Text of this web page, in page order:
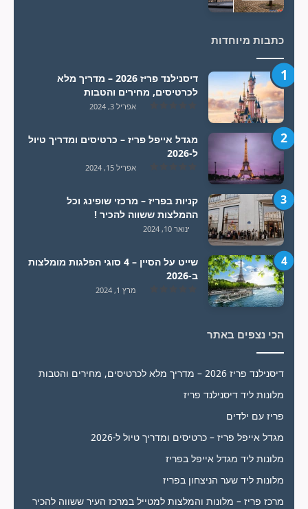
כתבות מיוחדות
דיסנילנד פריז 2026 – מדריך מלא
לכרטיסים, מחירים והטבות
אפריל 3, 2024
מגדל אייפל פריז – כרטיסים ומדריך טיול
ל-2026
אפריל 15, 2024
קניות בפריז – מרכזי שופינג וכל
ההמלצות ששווה להכיר !
ינואר 10, 2024
שייט על הסיין – 4 סוגי הפלגות מומלצות
ב-2026
מרץ 1, 2024
הכי נצפים באתר
דיסנילנד פריז 2026 – מדריך מלא לכרטיסים, מחירים והטבות
מלונות ליד דיסנילנד פריז
פריז עם ילדים
מגדל אייפל פריז – כרטיסים ומדריך טיול ל-2026
מלונות ליד מגדל אייפל בפריז
מלונות ליד שער הניצחון בפריז
מרכז פריז – מלונות והמלצות למטייל במרכז העיר ששווה להכיר